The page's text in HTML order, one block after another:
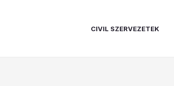
CIVIL SZERVEZETEK